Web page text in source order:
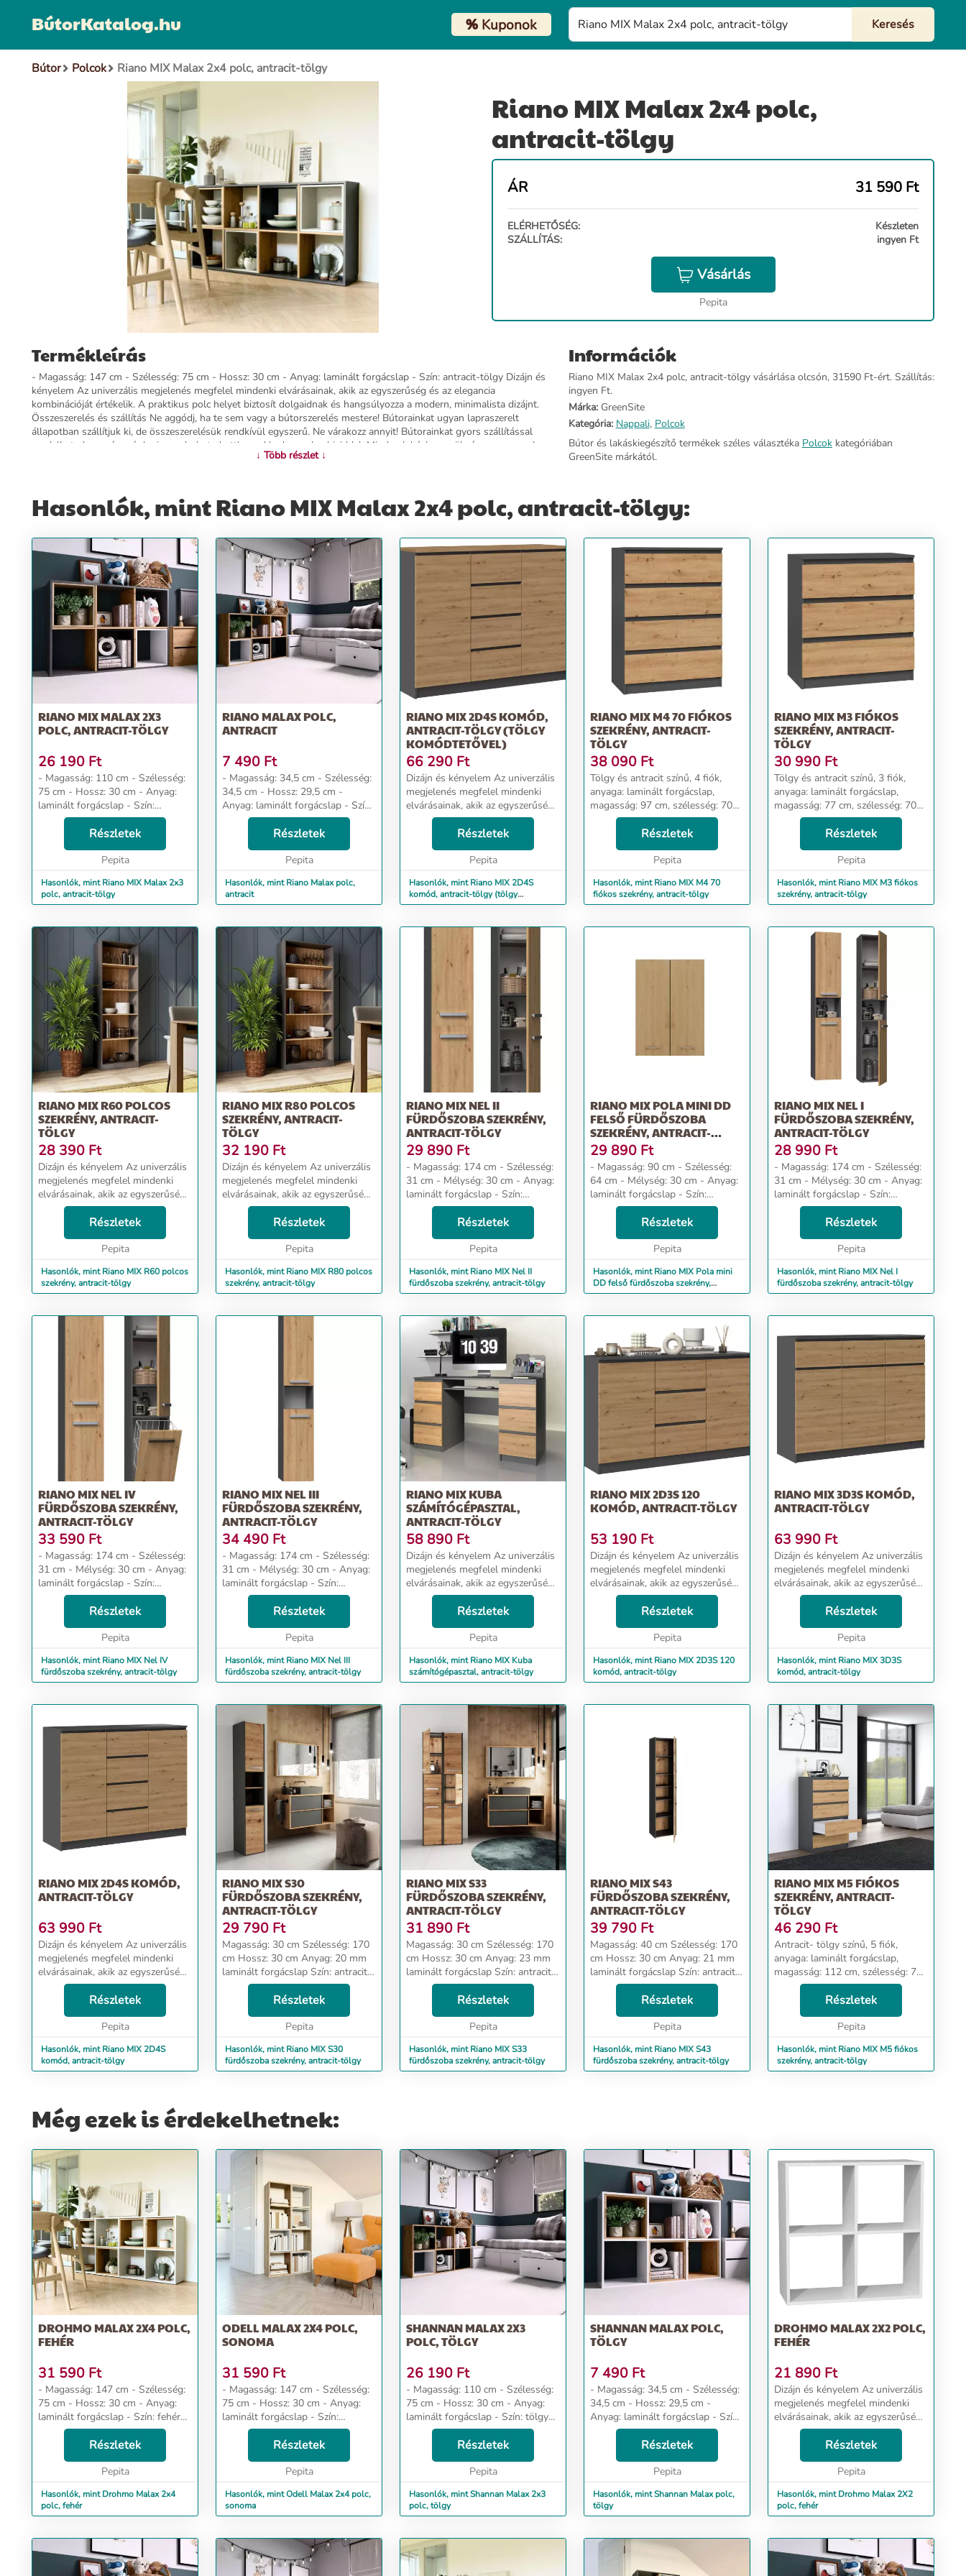
BútorKatalog.hu %Kuponok
Bútor Polcok Riano MIX Malax 2x4 polc, antracit-tölgy
Riano MIX Malax 2x4 polc,
antracit-tölgy
ÁR 31 590 Ft
ELÉRHETŐSÉG:
Készleten
SZÁLLÍTÁS:
ingyen Ft
Vásárlás
Pepita
Termékleírás
- Magasság: 147 cm - Szélesség: 75 cm - Hossz: 30 cm - Anyag: laminált forgácslap - Szín: antracit-tölgy Dizájn és
kényelem Az univerzális megjelenés megfelel mindenki elvárásainak, akik az egyszerűség és az elegancia
kombinációját értékelik. A praktikus polc helyet biztosít dolgaidnak és hangsúlyozza a modern, minimalista dizájnt.
Összeszerelés és szállítás Ne aggódj, ha te sem vagy a bútorszerelés mestere! Bútorainkat ugyan lapraszerelt
állapotban szállítjuk ki, de összeszerelésük rendkívül egyszerű. Ne várakozz annyit! Bútorainkat gyors szállítással
rendelheted meg és már be is rendezheted otthonod kedvenc darabjaiddal. Minden lakásban szükség van egy polcos
szekrényre, melynek segítségével hatékonyan tudsz rendet tartani. A kedvenc könyveidnek, a dekorációs elemeknek
Anyag: laminált forgácslap - Szín: antracit-tölgy Csomag tartalma: - Bútorlapok - Összeszereléshez szükséges
csavarok -
További információ>>
↓ Több részlet ↓
Információk
Riano MIX Malax 2x4 polc, antracit-tölgy vásárlása olcsón, 31590 Ft-ért. Szállítás:
ingyen Ft.
Márka:GreenSite
Kategória: Nappali, Polcok
Bútor és lakáskiegészítő termékek széles választéka Polcokkategóriában
GreenSite márkától.
Hasonlók, mint Riano MIX Malax 2x4 polc, antracit-tölgy:
RIANO MIX MALAX 2X3
POLC, ANTRACIT-TÖLGY
26 190 Ft
- Magasság: 110 cm - Szélesség:
75 cm - Hossz: 30 cm - Anyag:
laminált forgácslap - Szín:
antracit-tölgy Dizájn és kényelem
Az univerzális megjelenés
megfelel mindenki elvárásainak,
Részletek
Pepita
Hasonlók, mint Riano MIX Malax 2x3
polc, antracit-tölgy
RIANO MALAX POLC,
ANTRACIT
7 490 Ft
- Magasság: 34,5 cm - Szélesség:
34,5 cm - Hossz: 29,5 cm -
Anyag: laminált forgácslap - Szín:
antracit Dizájn és kényelem Az
univerzális megjelenés megfelel
mindenki elvárásainak, ak...
Részletek
Pepita
Hasonlók, mint Riano Malax polc,
antracit
RIANO MIX 2D4S KOMÓD,
ANTRACIT-TÖLGY (TÖLGY
KOMÓDTETŐVEL)
66 290 Ft
Dizájn és kényelem Az univerzális
megjelenés megfelel mindenki
elvárásainak, akik az egyszerűség
és az elegancia kombinációját
értékelik. A fogantyú nélküli
fiókos homlokzatok biztosítj...
Részletek
Pepita
Hasonlók, mint Riano MIX 2D4S
komód, antracit-tölgy (tölgy
komódtetővel)
RIANO MIX M4 70 FIÓKOS
SZEKRÉNY, ANTRACIT-
TÖLGY
38 090 Ft
Tölgy és antracit színű, 4 fiók,
anyaga: laminált forgácslap,
magasság: 97 cm, szélesség: 70
cm, mélység: 40 cm. Dizájn és
megjelenés megfelel mindenki
Részletek
Pepita
Hasonlók, mint Riano MIX M4 70
fiókos szekrény, antracit-tölgy
RIANO MIX M3 FIÓKOS
SZEKRÉNY, ANTRACIT-
TÖLGY
30 990 Ft
Tölgy és antracit színű, 3 fiók,
anyaga: laminált forgácslap,
magasság: 77 cm, szélesség: 70
cm, mélység: 40 cm. Dizájn és
megjelenés megfelel mindenki
Részletek
Pepita
Hasonlók, mint Riano MIX M3 fiókos
szekrény, antracit-tölgy
RIANO MIX R60 POLCOS
SZEKRÉNY, ANTRACIT-
TÖLGY
28 390 Ft
Dizájn és kényelem Az univerzális
megjelenés megfelel mindenki
elvárásainak, akik az egyszerűség
és az elegancia kombinációját
helyet biztosít dolgaidn...
Részletek
Pepita
Hasonlók, mint Riano MIX R60 polcos
szekrény, antracit-tölgy
RIANO MIX R80 POLCOS
SZEKRÉNY, ANTRACIT-
TÖLGY
32 190 Ft
Dizájn és kényelem Az univerzális
megjelenés megfelel mindenki
elvárásainak, akik az egyszerűség
és az elegancia kombinációját
helyet biztosít dolgaidn...
Részletek
Pepita
Hasonlók, mint Riano MIX R80 polcos
szekrény, antracit-tölgy
RIANO MIX NEL II
FÜRDŐSZOBA SZEKRÉNY,
ANTRACIT-TÖLGY
29 890 Ft
- Magasság: 174 cm - Szélesség:
31 cm - Mélység: 30 cm - Anyag:
laminált forgácslap - Szín:
antracit-tölgy Dizájn és kényelem
Az univerzális megjelenés
megfelel mindenki elvárásainak...
Részletek
Pepita
Hasonlók, mint Riano MIX Nel II
fürdőszoba szekrény, antracit-tölgy
RIANO MIX POLA MINI DD
FELSŐ FÜRDŐSZOBA
SZEKRÉNY, ANTRACIT-
TÖLGY
29 890 Ft
- Magasság: 90 cm - Szélesség:
64 cm - Mélység: 30 cm - Anyag:
laminált forgácslap - Szín:
antracit-tölgy Dizájn és kényelem
Az univerzális megjelenés
megfelel mindenki elvárásainak,...
Részletek
Pepita
Hasonlók, mint Riano MIX Pola mini
DD felső fürdőszoba szekrény,
antracit-tölgy
RIANO MIX NEL I
FÜRDŐSZOBA SZEKRÉNY,
ANTRACIT-TÖLGY
28 990 Ft
- Magasság: 174 cm - Szélesség:
31 cm - Mélység: 30 cm - Anyag:
laminált forgácslap - Szín:
antracit-tölgy Dizájn és kényelem
Az univerzális megjelenés
megfelel mindenki elvárásainak...
Részletek
Pepita
Hasonlók, mint Riano MIX Nel I
fürdőszoba szekrény, antracit-tölgy
RIANO MIX NEL IV
FÜRDŐSZOBA SZEKRÉNY,
ANTRACIT-TÖLGY
33 590 Ft
- Magasság: 174 cm - Szélesség:
31 cm - Mélység: 30 cm - Anyag:
laminált forgácslap - Szín:
antracit-tölgy Dizájn és kényelem
Az univerzális megjelenés
megfelel mindenki elvárásainak...
Részletek
Pepita
Hasonlók, mint Riano MIX Nel IV
fürdőszoba szekrény, antracit-tölgy
RIANO MIX NEL III
FÜRDŐSZOBA SZEKRÉNY,
ANTRACIT-TÖLGY
34 490 Ft
- Magasság: 174 cm - Szélesség:
31 cm - Mélység: 30 cm - Anyag:
laminált forgácslap - Szín:
antracit-tölgy Dizájn és kényelem
Az univerzális megjelenés
megfelel mindenki elvárásainak...
Részletek
Pepita
Hasonlók, mint Riano MIX Nel III
fürdőszoba szekrény, antracit-tölgy
RIANO MIX KUBA
SZÁMÍTÓGÉPASZTAL,
ANTRACIT-TÖLGY
58 890 Ft
Dizájn és kényelem Az univerzális
megjelenés megfelel mindenki
elvárásainak, akik az egyszerűség
és az elegancia kombinációját
helyet laptopodnak,...
Részletek
Pepita
Hasonlók, mint Riano MIX Kuba
számítógépasztal, antracit-tölgy
RIANO MIX 2D3S 120
KOMÓD, ANTRACIT-TÖLGY
53 190 Ft
Dizájn és kényelem Az univerzális
megjelenés megfelel mindenki
elvárásainak, akik az egyszerűség
és az elegancia kombinációját
fiókos homlokzatok biztosí...
Részletek
Pepita
Hasonlók, mint Riano MIX 2D3S 120
komód, antracit-tölgy
RIANO MIX 3D3S KOMÓD,
ANTRACIT-TÖLGY
63 990 Ft
Dizájn és kényelem Az univerzális
megjelenés megfelel mindenki
elvárásainak, akik az egyszerűség
és az elegancia kombinációját
fiókos homlokzatok biztosí...
Részletek
Pepita
Hasonlók, mint Riano MIX 3D3S
komód, antracit-tölgy
RIANO MIX 2D4S KOMÓD,
ANTRACIT-TÖLGY
63 990 Ft
Dizájn és kényelem Az univerzális
megjelenés megfelel mindenki
elvárásainak, akik az egyszerűség
és az elegancia kombinációját
fiókos homlokzatok biztosí...
Részletek
Pepita
Hasonlók, mint Riano MIX 2D4S
komód, antracit-tölgy
RIANO MIX S30
FÜRDŐSZOBA SZEKRÉNY,
ANTRACIT-TÖLGY
29 790 Ft
Magasság: 30 cm Szélesség: 170
cm Hossz: 30 cm Anyag: 20 mm
laminált forgácslap Szín: antracit-
univerzális megjelenés megfelel
mindenki elvárásainak, akik ...
Részletek
Pepita
Hasonlók, mint Riano MIX S30
fürdőszoba szekrény, antracit-tölgy
RIANO MIX S33
FÜRDŐSZOBA SZEKRÉNY,
ANTRACIT-TÖLGY
31 890 Ft
Magasság: 30 cm Szélesség: 170
cm Hossz: 30 cm Anyag: 23 mm
laminált forgácslap Szín: antracit-
univerzális megjelenés megfelel
mindenki elvárásainak, akik ...
Részletek
Pepita
Hasonlók, mint Riano MIX S33
fürdőszoba szekrény, antracit-tölgy
RIANO MIX S43
FÜRDŐSZOBA SZEKRÉNY,
ANTRACIT-TÖLGY
39 790 Ft
Magasság: 40 cm Szélesség: 170
cm Hossz: 30 cm Anyag: 21 mm
laminált forgácslap Szín: antracit-
univerzális megjelenés megfelel
mindenki elvárásainak, akik ...
Részletek
Pepita
Hasonlók, mint Riano MIX S43
fürdőszoba szekrény, antracit-tölgy
RIANO MIX M5 FIÓKOS
SZEKRÉNY, ANTRACIT-
TÖLGY
46 290 Ft
Antracit- tölgy színű, 5 fiók,
anyaga: laminált forgácslap,
magasság: 112 cm, szélesség: 70
cm, mélység: 40 cm. Dizájn és
megjelenés megfelel mindenki
Részletek
Pepita
Hasonlók, mint Riano MIX M5 fiókos
szekrény, antracit-tölgy
Még ezek is érdekelhetnek:
DROHMO MALAX 2X4 POLC,
FEHÉR
31 590 Ft
- Magasság: 147 cm - Szélesség:
75 cm - Hossz: 30 cm - Anyag:
laminált forgácslap - Szín: fehér
Dizájn és kényelem Az univerzális
megjelenés megfelel mindenki
elvárásainak, akik az eg...
Részletek
Pepita
Hasonlók, mint Drohmo Malax 2x4
polc, fehér
ODELL MALAX 2X4 POLC,
SONOMA
31 590 Ft
- Magasság: 147 cm - Szélesség:
75 cm - Hossz: 30 cm - Anyag:
laminált forgácslap - Szín:
sonoma Dizájn és kényelem Az
univerzális megjelenés megfelel
mindenki elvárásainak, akik az e...
Részletek
Pepita
Hasonlók, mint Odell Malax 2x4 polc,
sonoma
SHANNAN MALAX 2X3
POLC, TÖLGY
26 190 Ft
- Magasság: 110 cm - Szélesség:
75 cm - Hossz: 30 cm - Anyag:
laminált forgácslap - Szín: tölgy
Dizájn és kényelem Az univerzális
megjelenés megfelel mindenki
elvárásainak, akik az eg...
Részletek
Pepita
Hasonlók, mint Shannan Malax 2x3
polc, tölgy
SHANNAN MALAX POLC,
TÖLGY
7 490 Ft
- Magasság: 34,5 cm - Szélesség:
34,5 cm - Hossz: 29,5 cm -
Anyag: laminált forgácslap - Szín:
univerzális megjelenés megfelel
mindenki elvárásainak, akik ...
Részletek
Pepita
Hasonlók, mint Shannan Malax polc,
tölgy
DROHMO MALAX 2X2 POLC,
FEHÉR
21 890 Ft
Dizájn és kényelem Az univerzális
megjelenés megfelel mindenki
elvárásainak, akik az egyszerűség
és az elegancia kombinációját
biztosít dolgaidnak é...
Részletek
Pepita
Hasonlók, mint Drohmo Malax 2X2
polc, fehér